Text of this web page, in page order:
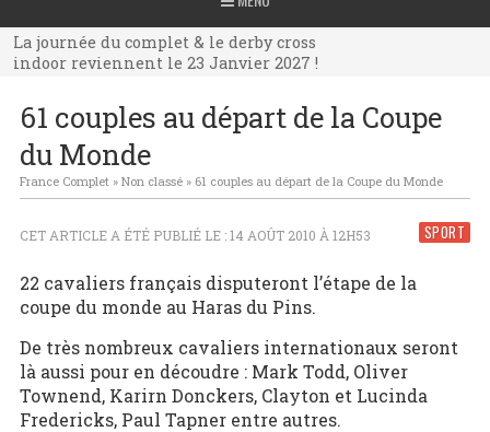
indoor reviennent le 23 Janvier 2027 !
La journée du complet & le derby cross
indoor reviennent le 23 Janvier 2027 !
indoor reviennent le 23 Janvier 2027 !
61 couples au départ de la Coupe
du Monde
France Complet» Non classé» 61 couples au départ de la Coupe du Monde
SPORT
CET ARTICLE A ÉTÉ PUBLIÉ LE : 14 AOÛT 2010 À 12H53
22 cavaliers français disputeront l’étape de la
coupe du monde au Haras du Pins.
De très nombreux cavaliers internationaux seront
là aussi pour en découdre : Mark Todd, Oliver
Townend, Karirn Donckers, Clayton et Lucinda
Fredericks, Paul Tapner entre autres.